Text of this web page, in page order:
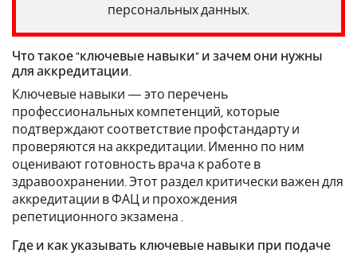
персональных данных.
Что такое "ключевые навыки" и зачем они нужны
для аккредитации.
Ключевые навыки — это перечень
профессиональных компетенций, которые
подтверждают соответствие профстандарту и
проверяются на аккредитации. Именно по ним
оценивают готовность врача к работе в
здравоохранении. Этот раздел критически важен для
аккредитации в ФАЦ и прохождения
репетиционного экзамена .
Где и как указывать ключевые навыки при подаче